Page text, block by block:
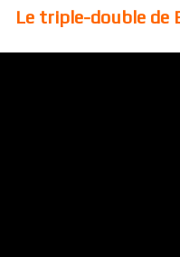
Le triple-double de